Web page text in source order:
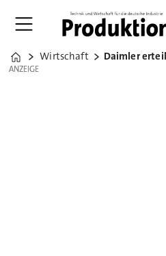
Home
Wirtschaft Daimler
ANZEIGE
ANZEIGE